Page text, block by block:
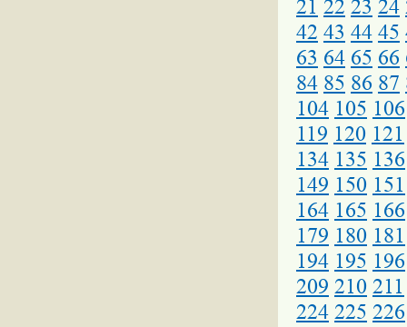
21 22 23 24
42 43 44 45
63 64 65 66
84 85 86 87
104 105 106
119 120 121
134 135 136
149 150 151
164 165 166
179 180 181
194 195 196
209 210 211
224 225 226